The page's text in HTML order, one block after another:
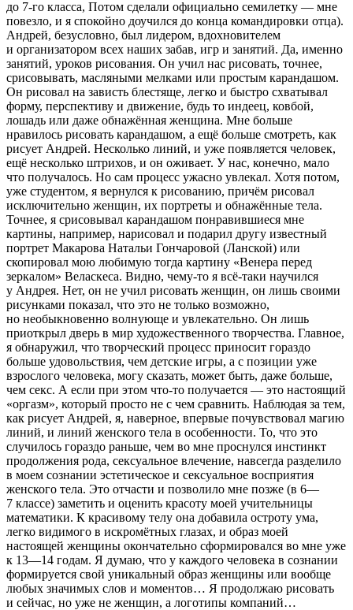
до 7-го класса, Потом сделали официально семилетку — мне
повезло, и я спокойно доучился до конца командировки отца).
Андрей, безусловно, был лидером, вдохновителем
и организатором всех наших забав, игр и занятий. Да, именно
занятий, уроков рисования. Он учил нас рисовать, точнее,
срисовывать, масляными мелками или простым карандашом.
Он рисовал на зависть блестяще, легко и быстро схватывал
форму, перспективу и движение, будь то индеец, ковбой,
лошадь или даже обнажённая женщина. Мне больше
нравилось рисовать карандашом, а ещё больше смотреть, как
рисует Андрей. Несколько линий, и уже появляется человек,
ещё несколько штрихов, и он оживает. У нас, конечно, мало
что получалось. Но сам процесс ужасно увлекал. Хотя потом,
уже студентом, я вернулся к рисованию, причём рисовал
исключительно женщин, их портреты и обнажённые тела.
Точнее, я срисовывал карандашом понравившиеся мне
картины, например, нарисовал и подарил другу известный
портрет Макарова Натальи Гончаровой (Ланской) или
скопировал мою любимую тогда картину «Венера перед
зеркалом» Веласкеса. Видно, чему-то я всё-таки научился
у Андрея. Нет, он не учил рисовать женщин, он лишь своими
рисунками показал, что это не только возможно,
но необыкновенно волнующе и увлекательно. Он лишь
приоткрыл дверь в мир художественного творчества. Главное,
я обнаружил, что творческий процесс приносит гораздо
больше удовольствия, чем детские игры, а с позиции уже
взрослого человека, могу сказать, может быть, даже больше,
чем секс. А если при этом что-то получается — это настоящий
«оргазм», который просто не с чем сравнить. Наблюдая за тем,
как рисует Андрей, я, наверное, впервые почувствовал магию
линий, и линий женского тела в особенности. То, что это
случилось гораздо раньше, чем во мне проснулся инстинкт
продолжения рода, сексуальное влечение, навсегда разделило
в моем сознании эстетическое и сексуальное восприятия
женского тела. Это отчасти и позволило мне позже (в 6—
7 классе) заметить и оценить красоту моей учительницы
математики. К красивому телу она добавила остроту ума,
легко видимого в искромётных глазах, и образ моей
настоящей женщины окончательно сформировался во мне уже
к 13—14 годам. Я думаю, что у каждого человека в сознании
формируется свой уникальный образ женщины или вообще
любых значимых слов и моментов… Я продолжаю рисовать
и сейчас, но уже не женщин, а логотипы компаний…